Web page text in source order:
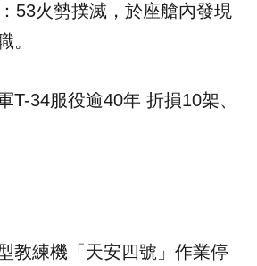
53火勢撲滅，於座艙內發現
。
T-34服役逾40年 折損10架、
教練機「天安四號」作業停